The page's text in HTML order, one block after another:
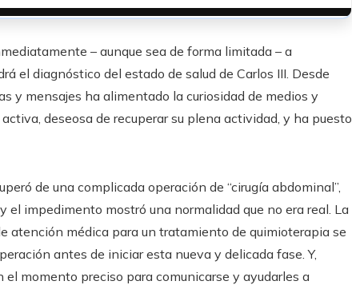
– aunque sea de forma limitada – a
el diagnóstico del estado de salud de Carlos III. Desde
y mensajes ha alimentado la curiosidad de medios y
deseosa de recuperar su plena actividad, y ha puesto
de una complicada operación de “cirugía abdominal”,
el impedimento mostró una normalidad que no era real. La
atención médica para un tratamiento de quimioterapia se
antes de iniciar esta nueva y delicada fase. Y,
momento preciso para comunicarse y ayudarles a